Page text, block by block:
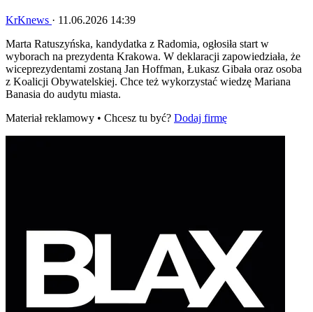
KrKnews · 11.06.2026 14:39
Marta Ratuszyńska, kandydatka z Radomia, ogłosiła start w
wyborach na prezydenta Krakowa. W deklaracji zapowiedziała, że
wiceprezydentami zostaną Jan Hoffman, Łukasz Gibała oraz osoba
z Koalicji Obywatelskiej. Chce też wykorzystać wiedzę Mariana
Banasia do audytu miasta.
Materiał reklamowy • Chcesz tu być? Dodaj firmę